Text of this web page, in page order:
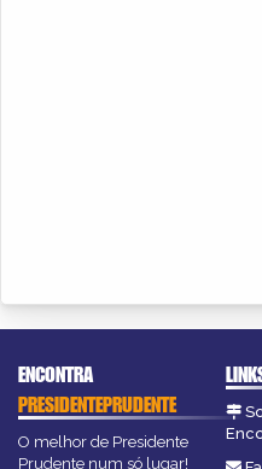
ENCONTRA
PRESIDENTEPRUDENTE
O melhor de Presidente
Prudente num só lugar!